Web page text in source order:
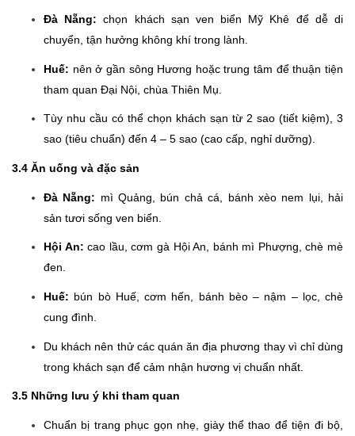
Đà Nẵng: chọn khách sạn ven biển Mỹ Khê để dễ di
chuyển, tận hưởng không khí trong lành.
Huế: nên ở gần sông Hương hoặc trung tâm để thuận tiện
tham quan Đại Nội, chùa Thiên Mụ.
Tùy nhu cầu có thể chọn khách sạn từ 2 sao (tiết kiệm), 3
sao (tiêu chuẩn) đến 4 – 5 sao (cao cấp, nghỉ dưỡng).
3.4 Ăn uống và đặc sản
Đà Nẵng: mì Quảng, bún chả cá, bánh xèo nem lụi, hải
sản tươi sống ven biển.
Hội An: cao lầu, cơm gà Hội An, bánh mì Phượng, chè mè
đen.
Huế: bún bò Huế, cơm hến, bánh bèo – nậm – lọc, chè
cung đình.
Du khách nên thử các quán ăn địa phương thay vì chỉ dùng
trong khách sạn để cảm nhận hương vị chuẩn nhất.
3.5 Những lưu ý khi tham quan
Chuẩn bị trang phục gọn nhẹ, giày thể thao để tiện đi bộ,